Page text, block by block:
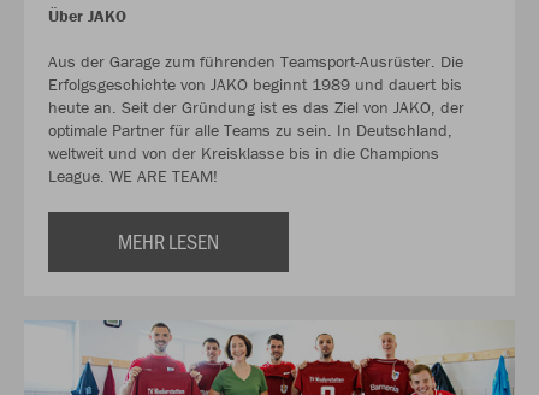
Über JAKO
Aus der Garage zum führenden Teamsport-Ausrüster. Die
Erfolgsgeschichte von JAKO beginnt 1989 und dauert bis
heute an. Seit der Gründung ist es das Ziel von JAKO, der
optimale Partner für alle Teams zu sein. In Deutschland,
weltweit und von der Kreisklasse bis in die Champions
League. WE ARE TEAM!
MEHR LESEN